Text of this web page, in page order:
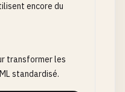
encore du
transformer les
standardisé.